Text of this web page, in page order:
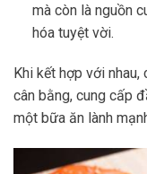
mà còn là nguồn
hóa tuyệt vời.
Khi kết hợp với
cân bằng, cung cấp
một bữa ăn lành